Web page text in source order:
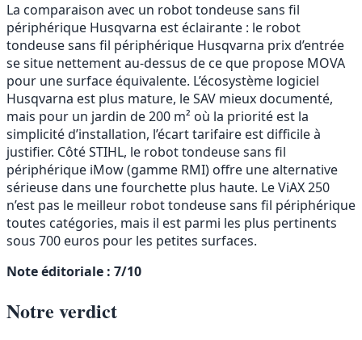
La comparaison avec un robot tondeuse sans fil
périphérique Husqvarna est éclairante : le robot
tondeuse sans fil périphérique Husqvarna prix d’entrée
se situe nettement au-dessus de ce que propose MOVA
pour une surface équivalente. L’écosystème logiciel
Husqvarna est plus mature, le SAV mieux documenté,
mais pour un jardin de 200 m² où la priorité est la
simplicité d’installation, l’écart tarifaire est difficile à
justifier. Côté STIHL, le robot tondeuse sans fil
périphérique iMow (gamme RMI) offre une alternative
sérieuse dans une fourchette plus haute. Le ViAX 250
n’est pas le meilleur robot tondeuse sans fil périphérique
toutes catégories, mais il est parmi les plus pertinents
sous 700 euros pour les petites surfaces.
Note éditoriale : 7/10
Notre verdict